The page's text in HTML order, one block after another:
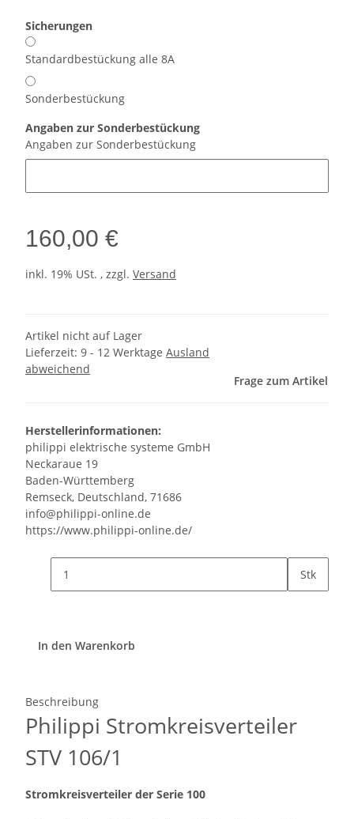
Sicherungen
Standardbestückung alle 8A
Sonderbestückung
Angaben zur Sonderbestückung
Angaben zur Sonderbestückung
160,00 €
inkl. 19% USt. , zzgl. Versand
Artikel nicht auf Lager
Lieferzeit: 9 - 12 Werktage Ausland
abweichend
Frage zum Artikel
Herstellerinformationen:
philippi elektrische systeme GmbH
Neckaraue 19
Baden-Württemberg
Remseck, Deutschland, 71686
info@philippi-online.de
https://www.philippi-online.de/
Stk
In den Warenkorb
Beschreibung
Philippi Stromkreisverteiler
STV 106/1
Stromkreisverteiler der Serie 100